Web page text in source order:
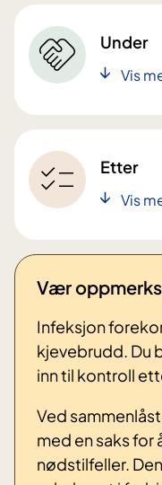
Under
Vis
Etter
Vis
Vær
Infeksjon
kjevebrudd. Du
inn til kontroll
Ved
med en saks for
nødstilfeller.